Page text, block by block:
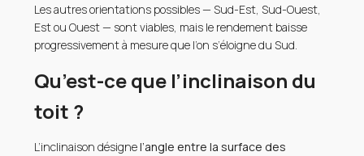
Les autres orientations possibles — Sud-Est, Sud-Ouest,
Est ou Ouest — sont viables, mais le rendement baisse
progressivement à mesure que l’on s’éloigne du Sud.
Qu’est-ce que l’inclinaison du
toit ?
L’inclinaison désignel’angle entre la surface des